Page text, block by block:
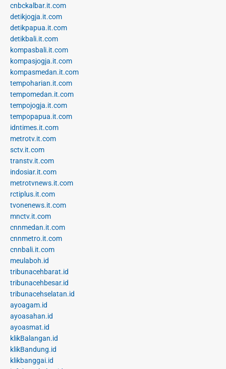
cnbckalbar.it.com
detikjogja.it.com
detikpapua.it.com
detikbali.it.com
kompasbali.it.com
kompasjogja.it.com
kompasmedan.it.com
tempoharian.it.com
tempomedan.it.com
tempojogja.it.com
tempopapua.it.com
idntimes.it.com
metrotv.it.com
sctv.it.com
transtv.it.com
indosiar.it.com
metrotvnews.it.com
rctiplus.it.com
tvonenews.it.com
mnctv.it.com
cnnmedan.it.com
cnnmetro.it.com
cnnbali.it.com
meulaboh.id
tribunacehbarat.id
tribunacehbesar.id
tribunacehselatan.id
ayoagam.id
ayoasahan.id
ayoasmat.id
klikBalangan.id
klikBandung.id
klikbanggai.id